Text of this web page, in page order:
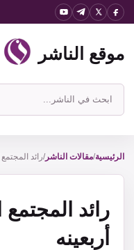
انتقل
المحتوى
موقع الناشر
ابحث
في
الناشر
الرئيسية/مقالات الناشر/رائد
رائد
أربعينه